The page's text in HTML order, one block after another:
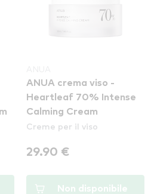
ANUA crema viso -
Heartleaf 70% Intense
Calming Cream
Creme per il viso
29.90 €
Non disponibile